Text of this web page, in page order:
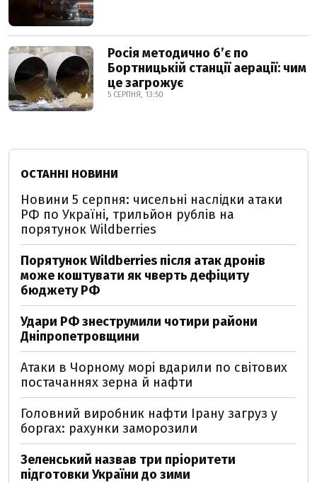
Росія методично б’є по
Бортницькій станції аерації: чим
це загрожує
5 СЕРПНЯ, 13:50
ОСТАННІ НОВИНИ
Новини 5 серпня: чисельні наслідки атаки
РФ по Україні, трильйон рублів на
порятунок Wildberries
Порятунок Wildberries після атак дронів
може коштувати як чверть дефіциту
бюджету РФ
Удари РФ знеструмили чотири райони
Дніпропетровщини
Атаки в Чорному морі вдарили по світових
постачаннях зерна й нафти
Головний виробник нафти Ірану загруз у
боргах: рахунки заморозили
Зеленський назвав три пріоритети
підготовки України до зими